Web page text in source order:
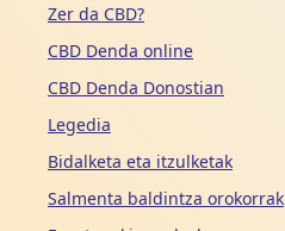
Zer da CBD?
CBD Denda online
CBD Denda Donostian
Legedia
Bidalketa eta itzulketak
Salmenta baldintza orokorrak